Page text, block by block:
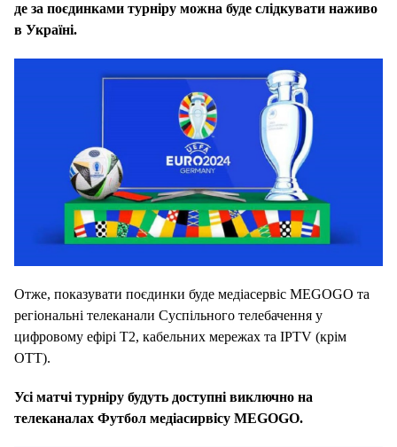
де за поєдинками турніру можна буде слідкувати наживо
в Україні.
Отже, показувати поєдинки буде медіасервіс MEGOGO та
регіональні телеканали Суспільного телебачення у
цифровому ефірі Т2, кабельних мережах та IPTV (крім
OTT).
Усі матчі турніру будуть доступні виключно на
телеканалах Футбол медіасирвісу MEGOGO.